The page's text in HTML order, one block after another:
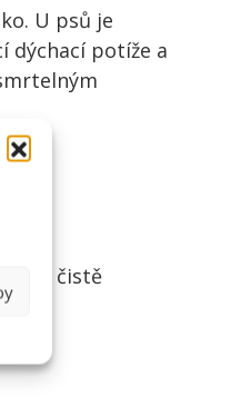
U psů je
dýchací potíže a
čistě